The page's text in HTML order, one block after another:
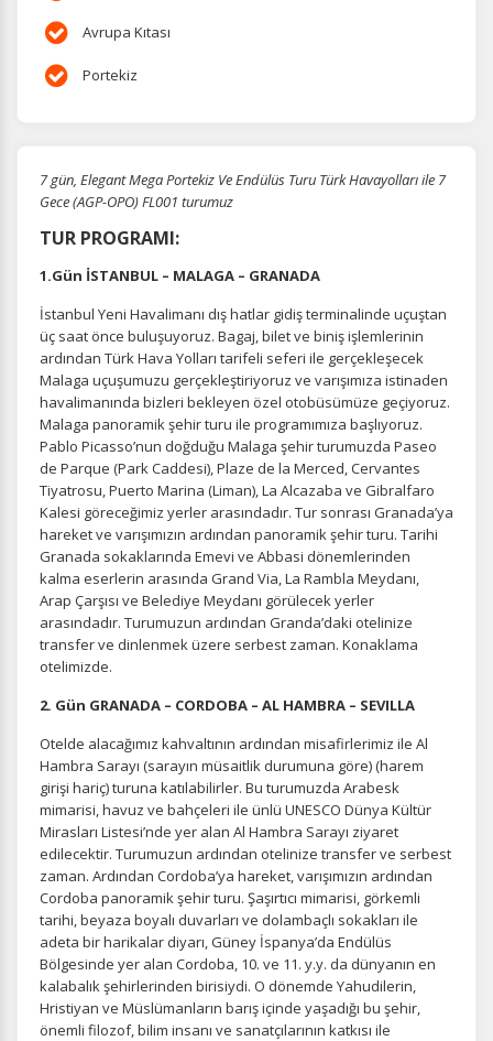
Avrupa Kıtası
Portekiz
7 gün, Elegant Mega Portekiz Ve Endülüs Turu Türk Havayolları ile 7
Gece (AGP-OPO) FL001 turumuz
TUR PROGRAMI:
1.Gün İSTANBUL – MALAGA – GRANADA
İstanbul Yeni Havalimanı dış hatlar gidiş terminalinde uçuştan
üç saat önce buluşuyoruz. Bagaj, bilet ve biniş işlemlerinin
ardından Türk Hava Yolları tarifeli seferi ile gerçekleşecek
Malaga uçuşumuzu gerçekleştiriyoruz ve varışımıza istinaden
havalimanında bizleri bekleyen özel otobüsümüze geçiyoruz.
Malaga panoramik şehir turu ile programımıza başlıyoruz.
Pablo Picasso’nun doğduğu Malaga şehir turumuzda Paseo
de Parque (Park Caddesi), Plaze de la Merced, Cervantes
Tiyatrosu, Puerto Marina (Liman), La Alcazaba ve Gibralfaro
Kalesi göreceğimiz yerler arasındadır. Tur sonrası Granada’ya
hareket ve varışımızın ardından panoramik şehir turu. Tarihi
Granada sokaklarında Emevi ve Abbasi dönemlerinden
kalma eserlerin arasında Grand Via, La Rambla Meydanı,
Arap Çarşısı ve Belediye Meydanı görülecek yerler
arasındadır. Turumuzun ardından Granda’daki otelinize
transfer ve dinlenmek üzere serbest zaman. Konaklama
otelimizde.
2. Gün GRANADA – CORDOBA – AL HAMBRA – SEVILLA
Otelde alacağımız kahvaltının ardından misafirlerimiz ile Al
Hambra Sarayı (sarayın müsaitlik durumuna göre) (harem
girişi hariç) turuna katılabilirler. Bu turumuzda Arabesk
mimarisi, havuz ve bahçeleri ile ünlü UNESCO Dünya Kültür
Mirasları Listesi’nde yer alan Al Hambra Sarayı ziyaret
edilecektir. Turumuzun ardından otelinize transfer ve serbest
zaman. Ardından Cordoba’ya hareket, varışımızın ardından
Cordoba panoramik şehir turu. Şaşırtıcı mimarisi, görkemli
tarihi, beyaza boyalı duvarları ve dolambaçlı sokakları ile
adeta bir harikalar diyarı, Güney İspanya’da Endülüs
Bölgesinde yer alan Cordoba, 10. ve 11. y.y. da dünyanın en
kalabalık şehirlerinden birisiydi. O dönemde Yahudilerin,
Hristiyan ve Müslümanların barış içinde yaşadığı bu şehir,
önemli filozof, bilim insanı ve sanatçılarının katkısı ile